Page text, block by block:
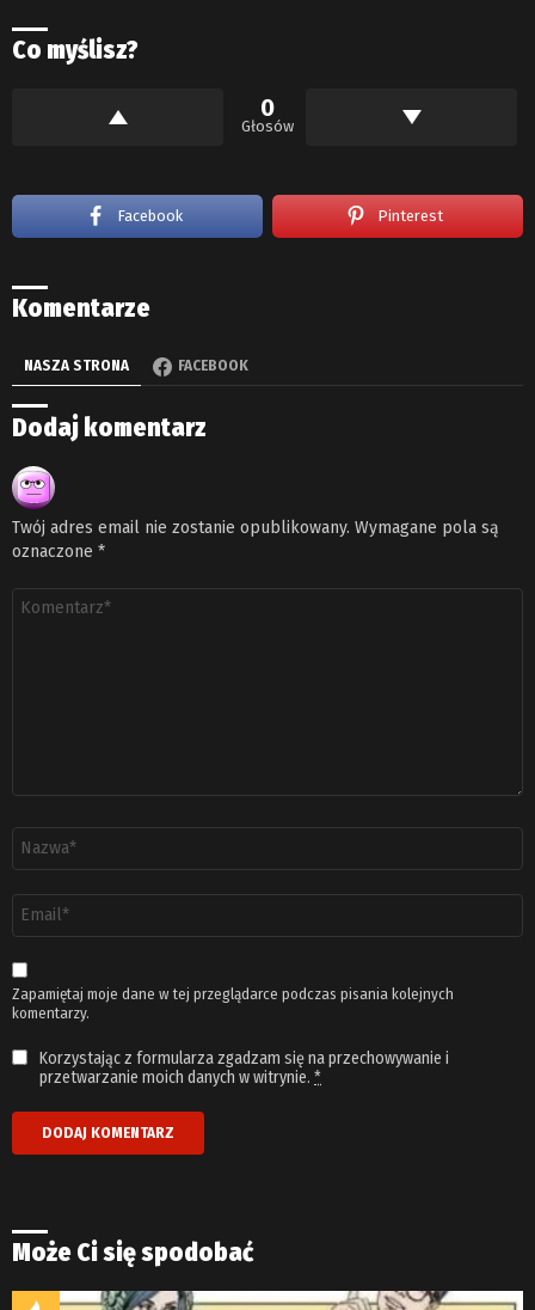
Co myślisz?
0
Głosów
Facebook Pinterest
Komentarze
NASZA STRONA FACEBOOK
Dodaj komentarz
Twój adres email nie zostanie opublikowany. Wymagane pola są
oznaczone *
email
*
Zapamiętaj moje dane w tej przeglądarce podczas pisania kolejnych
komentarzy.
Korzystając z formularza zgadzam się na przechowywanie i
przetwarzanie moich danych w witrynie. *
Może Ci się spodobać